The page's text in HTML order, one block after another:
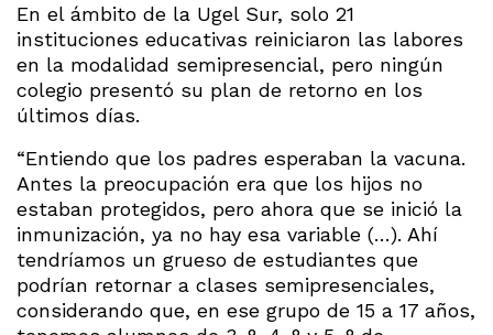
En el ámbito de la Ugel Sur, solo 21
instituciones educativas reiniciaron las labores
en la modalidad semipresencial, pero ningún
colegio presentó su plan de retorno en los
últimos días.
“Entiendo que los padres esperaban la vacuna.
Antes la preocupación era que los hijos no
estaban protegidos, pero ahora que se inició la
inmunización, ya no hay esa variable (…). Ahí
tendríamos un grueso de estudiantes que
podrían retornar a clases semipresenciales,
considerando que, en ese grupo de 15 a 17 años,